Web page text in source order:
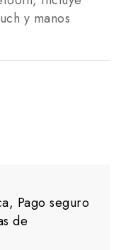
y manos
Pago seguro
de